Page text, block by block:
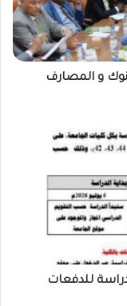
و المصارف
للدفعات